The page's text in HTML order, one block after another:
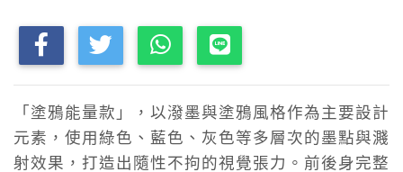
「塗鴉能量款」，以潑墨與塗鴉風格作為主要設計
元素，使用綠色、藍色、灰色等多層次的墨點與濺
射效果，打造出隨性不拘的視覺張力。前後身完整